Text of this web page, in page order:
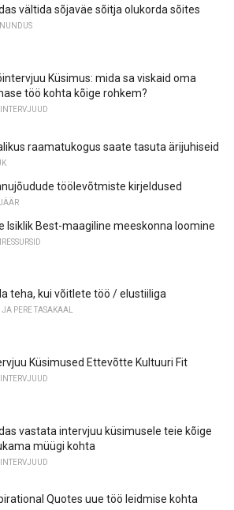
vältida sõjaväe sõitja olukorda sõites
Küsimus: mida sa viskaid oma
töö kohta kõige rohkem?
raamatukogus saate tasuta ärijuhiseid
töölevõtmiste kirjeldused
Isiklik Best-maagiline meeskonna loomine
teha, kui võitlete töö / elustiiliga
JA PERE TASAKAAL
Küsimused Ettevõtte Kultuuri Fit
vastata intervjuu küsimusele teie kõige
müügi kohta
Quotes uue töö leidmise kohta